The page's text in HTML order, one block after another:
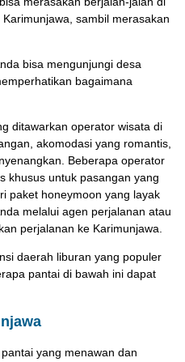
sambil merasakan
bisa mengunjungi desa
bagaimana
ditawarkan operator wisata di
akomodasi yang romantis,
Beberapa operator
khusus untuk pasangan yang
paket honeymoon yang layak
melalui agen perjalanan atau
perjalanan ke Karimunjawa.
daerah liburan yang populer
pantai di bawah ini dapat
yang menawan dan